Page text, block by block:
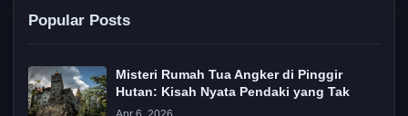
Popular Posts
Misteri Rumah Tua Angker di Pinggir
Hutan: Kisah Nyata Pendaki yang Tak